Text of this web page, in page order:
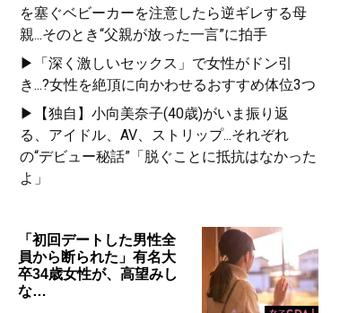
を塞ぐベビーカーを注意したら逆ギレする母
親...そのとき“父親が放った一言”に拍手
▶「深く激しいセックス」で女性がドン引
き...?女性を絶頂に向かわせるおすすめ体位3つ
▶【独自】小向美奈子(40歳)がいま振り返
る、アイドル、AV、ストリップ...それぞれ
の“デビュー秘話”「脱ぐことに抵抗はなかった
よ」
「初回デートした男性全
員から断られた」有名大
卒34歳女性が、高望みし
な…